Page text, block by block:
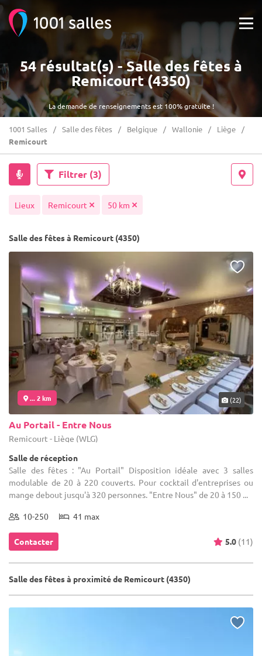
La demande de renseignements est 100% gratuite !
54 résultat(s) - Salle des fêtes à
Remicourt (4350)
1001 Salles Salle des fêtes Belgique Wallonie
Liège
Remicourt
Filtrer (3)
Lieux Remicourt 50 km
Salle des fêtes à Remicourt (4350)
... 2 km (22)
Au Portail - Entre Nous
Remicourt - Liège (WLG)
Salle de réception
Salle des fêtes : "Au Portail" Disposition idéale avec 3 salles
modulable de 20 à 220 couverts. Pour cocktail d'entreprises ou
mange debout jusqu'à 320 personnes. "Entre Nous" de 20 à 150 ...
10-250 41 max
Contacter 5.0 (11)
Salle des fêtes à proximité de Remicourt (4350)